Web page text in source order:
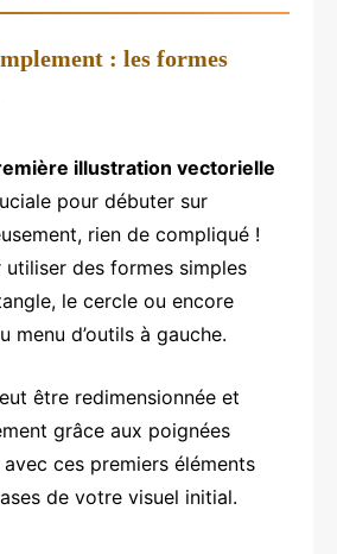
: les formes
illustration vectorielle
pour débuter sur
rien de compliqué !
utiliser des formes simples
le cercle ou encore
menu d’outils à gauche.
être redimensionnée et
grâce aux poignées
ces premiers éléments
de votre visuel initial.